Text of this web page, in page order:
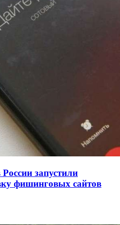
в Центральном
„Арбузный переполох“
нарастили экспорт:
на 3,6 млн долларов
запустили
фишинговых сайтов